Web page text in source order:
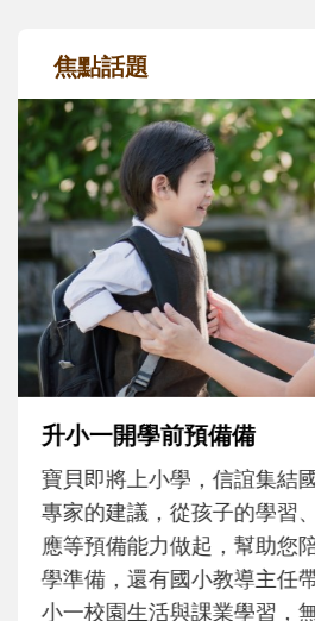
焦點話題
和孩子一起長大的那個
不同模樣
沒有人天生就擅長當爸爸！
次「前所未有」的體驗中，
大。從給予安全感的肢體
主、角色認同及解決問題的